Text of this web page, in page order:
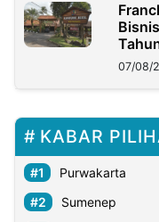
07/08/
KABAR
Purwakarta
Sumenep